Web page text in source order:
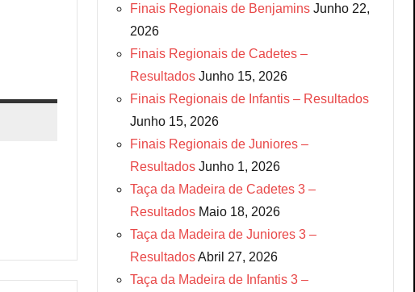
Finais Regionais de Benjamins Junho 22,
2026
Finais Regionais de Cadetes –
Resultados Junho 15, 2026
Finais Regionais de Infantis – Resultados
Junho 15, 2026
Finais Regionais de Juniores –
Resultados Junho 1, 2026
Taça da Madeira de Cadetes 3 –
Resultados Maio 18, 2026
Taça da Madeira de Juniores 3 –
ResultadosAbril 27, 2026
Taça da Madeira de Infantis 3 –